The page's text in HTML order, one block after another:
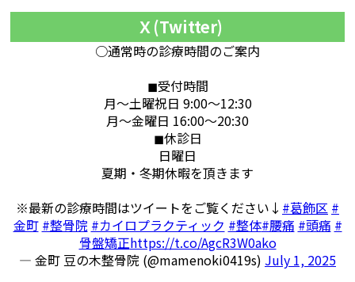
Ｘ(Twitter)
○通常時の診療時間のご案内
◼︎受付時間
月～土曜祝日 9:00～12:30
月～金曜日 16:00～20:30
◼︎休診日
日曜日
夏期・冬期休暇を頂きます
※最新の診療時間はツイートをご覧ください↓ #葛飾区 #
金町 #整骨院 #カイロプラクティック #整体#腰痛 #頭痛 #
骨盤矯正https://t.co/AgcR3W0ako
— 金町 豆の木整骨院 (@mamenoki0419s) July 1, 2025